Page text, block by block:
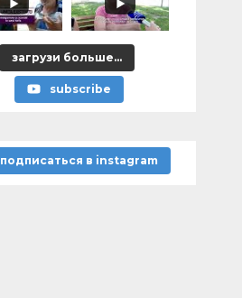
загрузи больше...
subscribe
подписаться в instagram